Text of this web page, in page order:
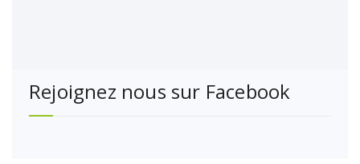
Rejoignez nous sur Facebook